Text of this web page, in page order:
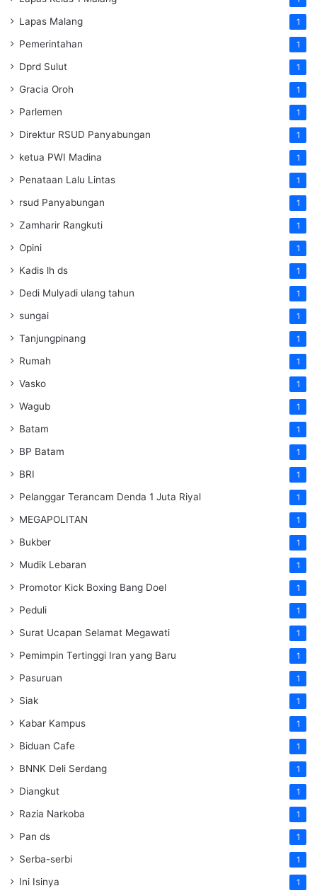
Lapas Malang 1
Pemerintahan 1
Dprd Sulut 1
Gracia Oroh 1
Parlemen 1
Direktur RSUD Panyabungan 1
ketua PWI Madina 1
Penataan Lalu Lintas 1
rsud Panyabungan 1
Zamharir Rangkuti 1
Opini 1
Kadis lh ds 1
Dedi Mulyadi ulang tahun 1
sungai 1
Tanjungpinang 1
Rumah 1
Vasko 1
Wagub 1
Batam 1
BP Batam 1
BRI 1
Pelanggar Terancam Denda 1 Juta Riyal 1
MEGAPOLITAN 1
Bukber 1
Mudik Lebaran 1
Promotor Kick Boxing Bang Doel 1
Peduli 1
Surat Ucapan Selamat Megawati 1
Pemimpin Tertinggi Iran yang Baru 1
Pasuruan 1
Siak 1
Kabar Kampus 1
Biduan Cafe 1
BNNK Deli Serdang 1
Diangkut 1
Razia Narkoba 1
Pan ds 1
Serba-serbi 1
Ini Isinya 1